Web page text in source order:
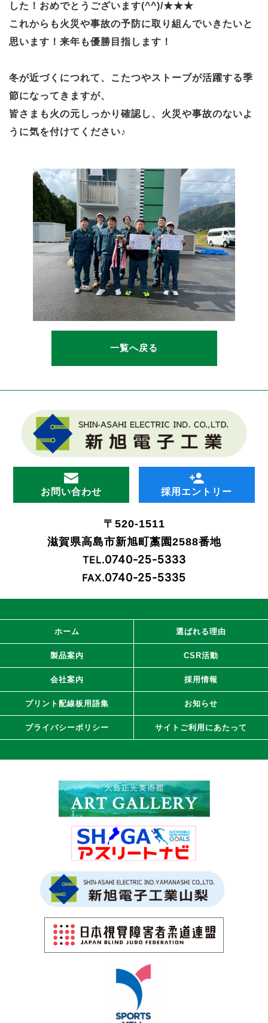
した！おめでとうございます(^^)/★★★
これからも火災や事故の予防に取り組んでいきたいと
思います！来年も優勝目指します！
冬が近づくにつれて、こたつやストーブが活躍する季
節になってきますが、
皆さまも火の元しっかり確認し、火災や事故のないよ
うに気を付けてください♪
一覧へ戻る
お問い合わせ 採用エントリー
〒520-1511
滋賀県高島市新旭町藁園2588番地
TEL.0740-25-5333
FAX.0740-25-5335
ホーム 選ばれる理由
製品案内 CSR活動
会社案内 採用情報
プリント配線板用語集 お知らせ
プライバシーポリシー サイトご利用にあたって